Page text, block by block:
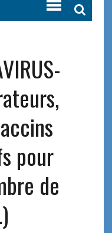
pour
de